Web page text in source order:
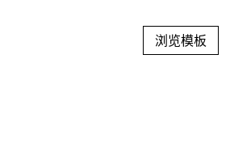
浏览模板